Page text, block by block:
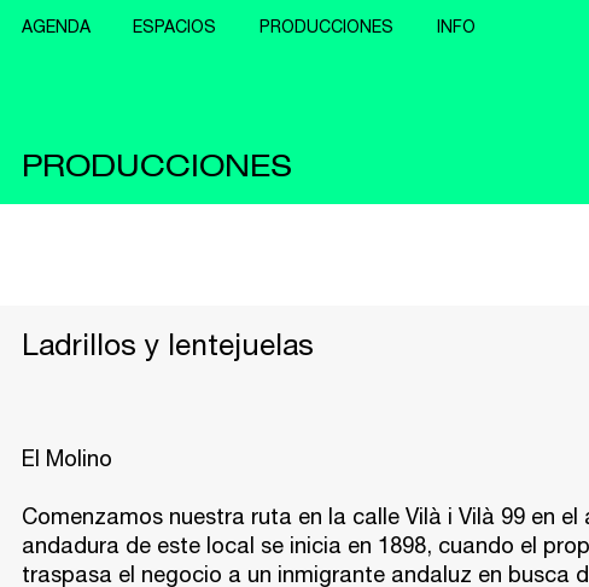
AGENDA ESPACIOS PRODUCCIONES INFO
PRODUCCIONES
Ladrillos y lentejuelas
El Molino
Comenzamos nuestra ruta en la calle Vilà i Vilà 99 en
andadura de este local se inicia en 1898, cuando el
traspasa el negocio a un inmigrante andaluz en busca